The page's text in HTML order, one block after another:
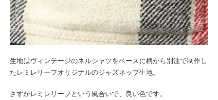
生地はヴィンテージのネルシャツをベースに柄から別注で制作し
たレミレリーフオリジナルのジャズネップ生地。
さすがレミレリーフという風合いで、良い色です。